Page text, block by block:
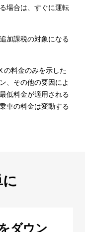
場合は、すぐに運転
加課税の対象になる
の料金のみを示した
、その他の要因によ
低料金が適用される
車の料金は変動する
ダウン